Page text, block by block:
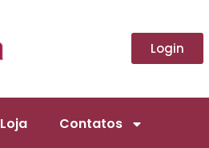
Login
Loja Contatos